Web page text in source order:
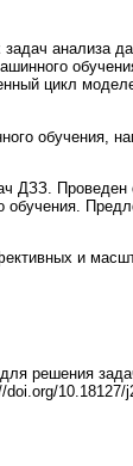
анализа
цикл
обучения,
ДЗЗ.
и
решения
10.18127/